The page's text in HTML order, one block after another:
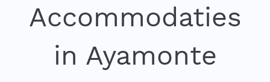
Accommodaties
in Ayamonte